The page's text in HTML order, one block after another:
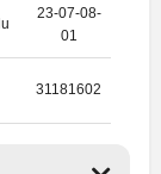
23-07-08-
01
31181602